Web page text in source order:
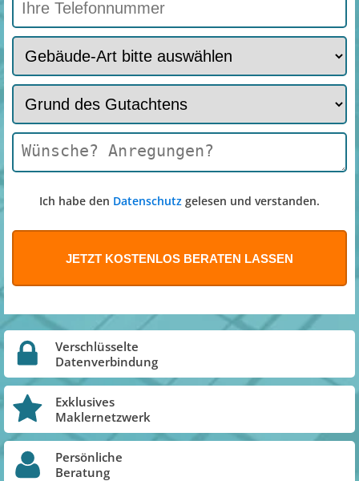
Ich habe den Datenschutz gelesen und verstanden.
Verschlüsselte
Datenverbindung
Exklusives
Maklernetzwerk
Persönliche
Beratung